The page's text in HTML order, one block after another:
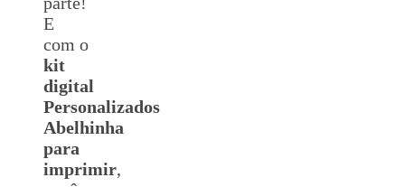
E
com o
kit
digital
Personalizados
Abelhinha
para
imprimir,